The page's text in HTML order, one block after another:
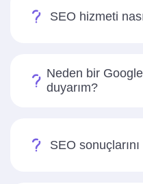
SEO hizmeti
Neden bir
duyarım?
SEO